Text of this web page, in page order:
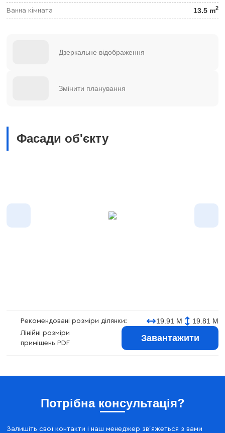
Ванна кімната 13.5 m2
Дзеркальне відображення
Змінити планування
Фасади об'єкту
Рекомендовані розміри ділянки: 19.91 М 19.81 М
Лінійні розміри
приміщень PDF
Завантажити
Потрібна консультація?
Залишіть свої контакти і наш менеджер зв'яжеться з вами